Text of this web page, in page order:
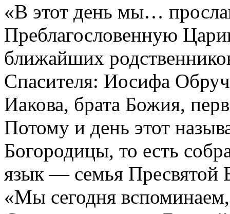
«В этот день мы…
Преблагословенную
ближайших
Спасителя: Иосифа
Иакова, брата Божия,
Потому и день этот
Богородицы, то есть
язык — семья Пресвятой
«Мы сегодня